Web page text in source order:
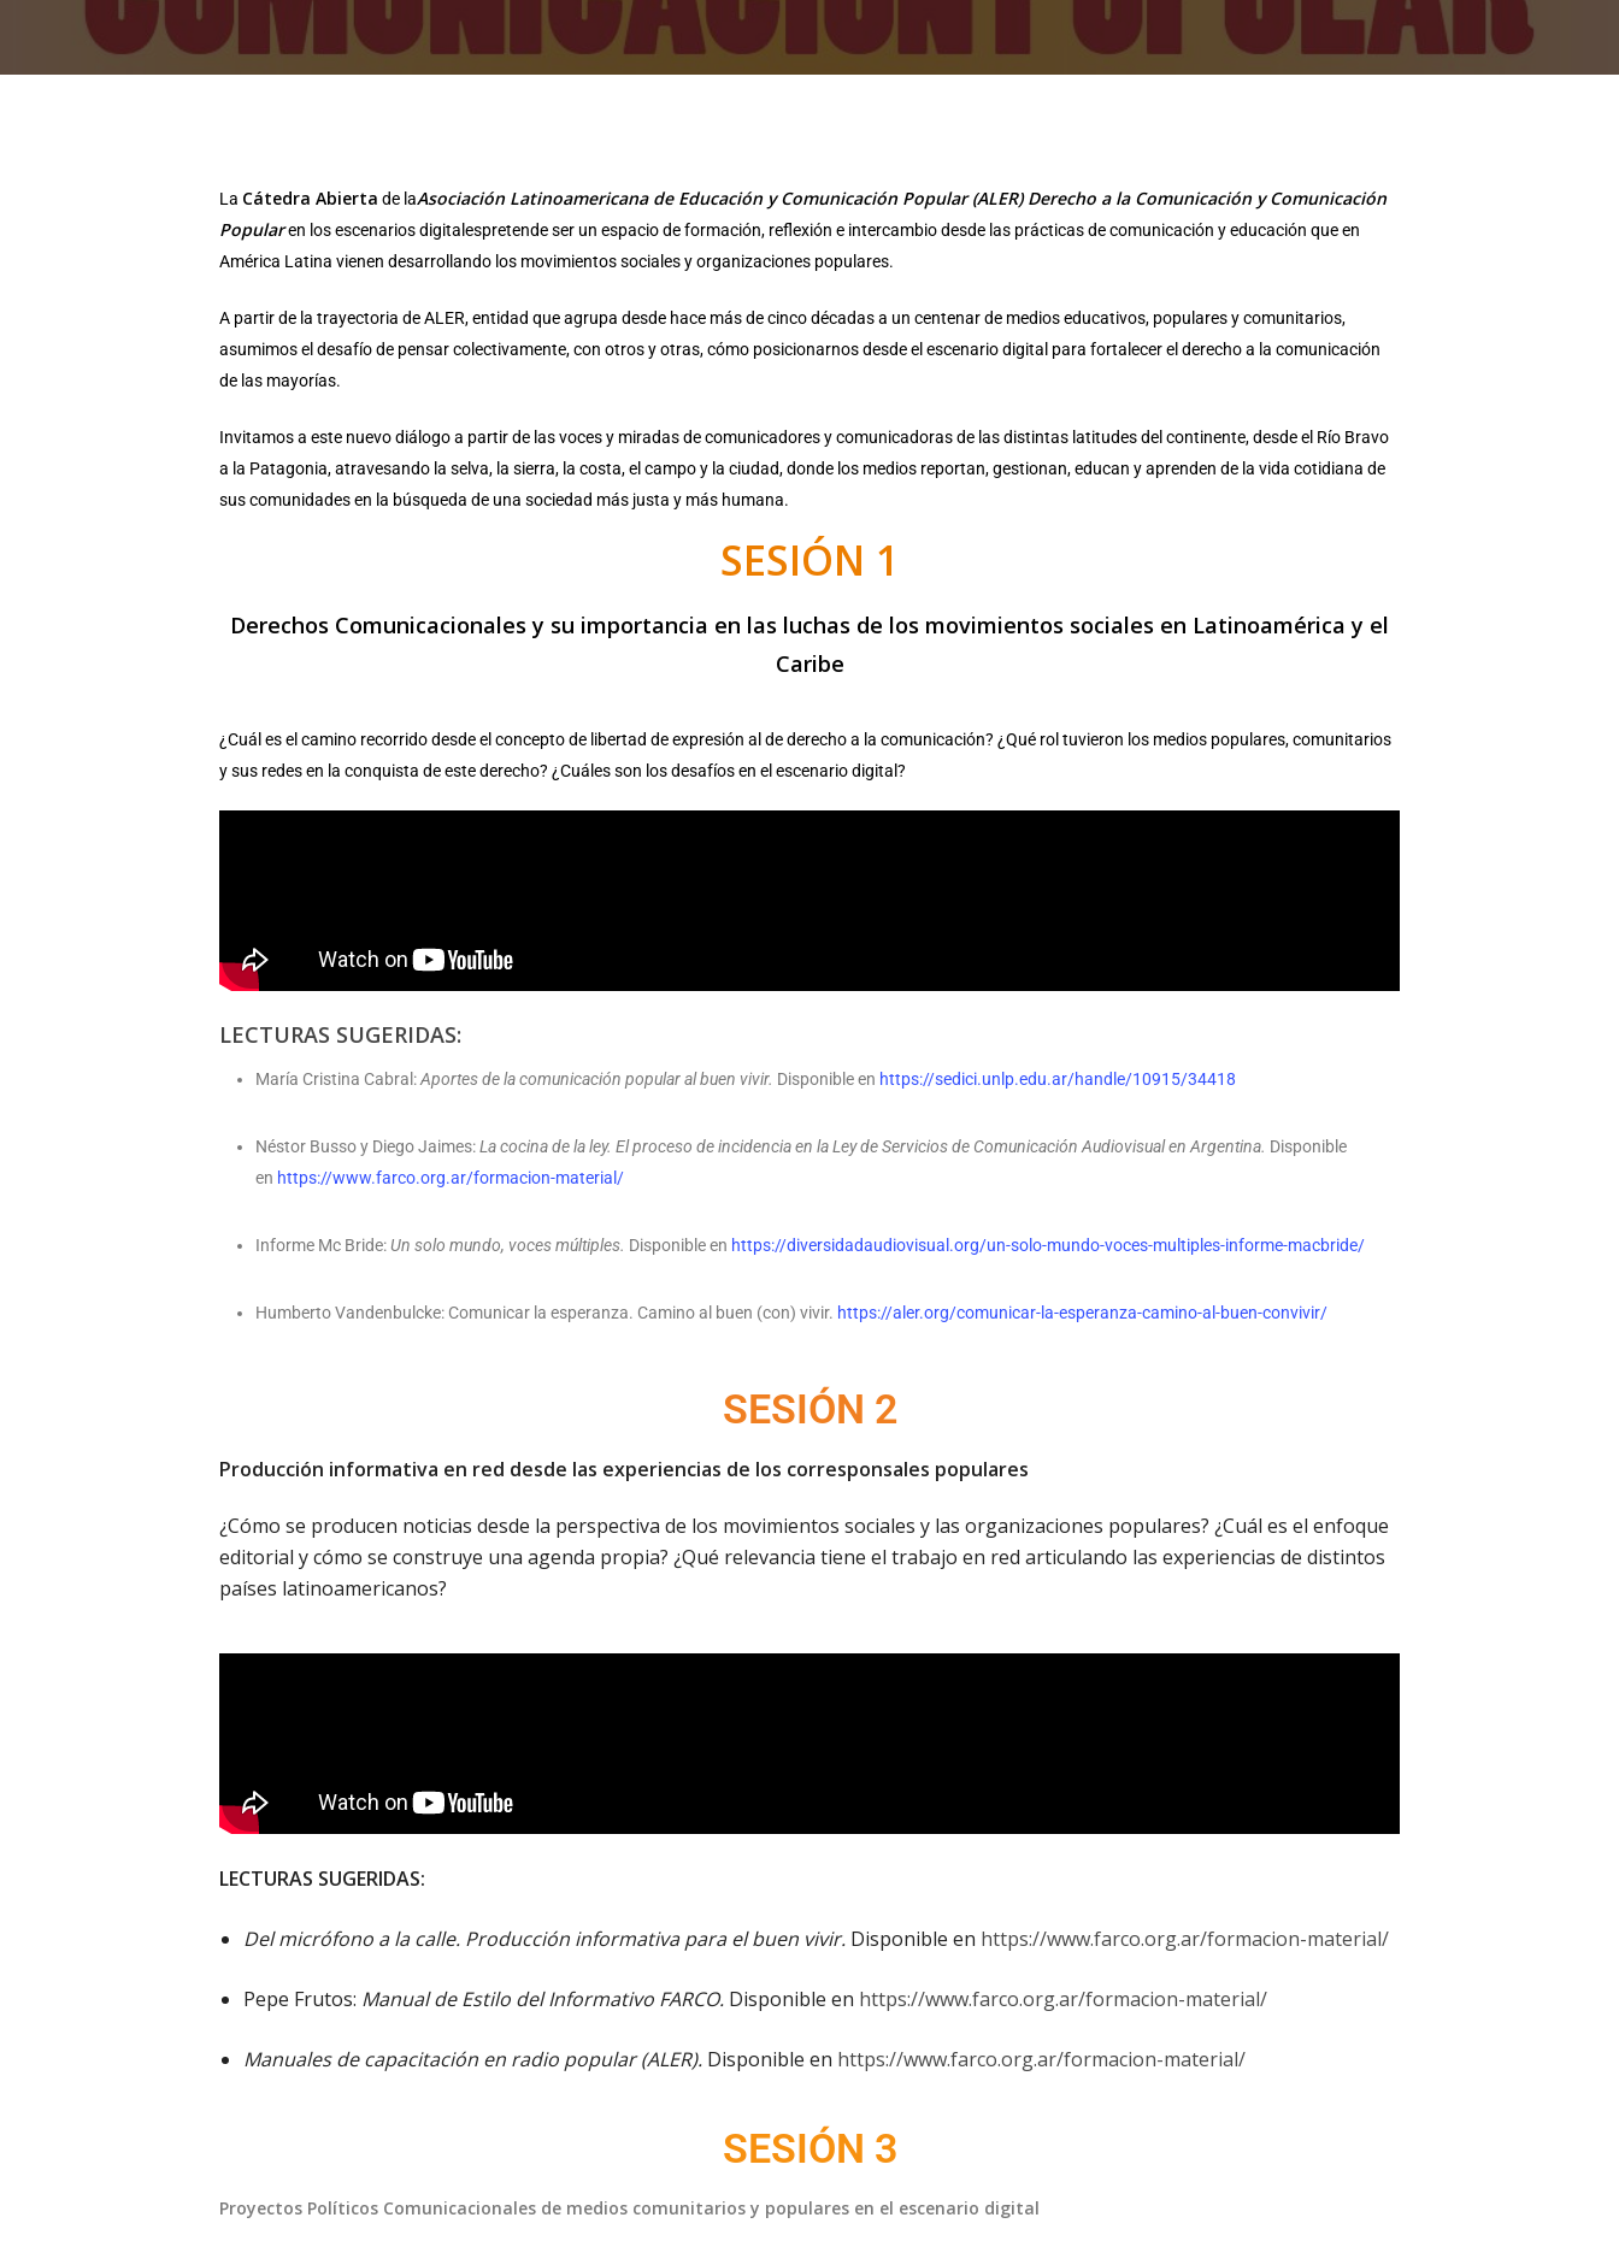
Presiona "ENTER" para buscar o "ESC" para cerrar
La Cátedra Abierta de laAsociación Latinoamericana de Educación y Comunicación Popular (ALER) Derecho a la Comunicación y Comunicación
Popularen los escenarios digitalespretende ser un espacio de formación, reflexión e intercambio desde las prácticas de comunicación y educación que en
América Latina vienen desarrollando los movimientos sociales y organizaciones populares.
A partir de la trayectoria de ALER, entidad que agrupa desde hace más de cinco décadas a un centenar de medios educativos, populares y comunitarios,
asumimos el desafío de pensar colectivamente, con otros y otras, cómo posicionarnos desde el escenario digital para fortalecer el derecho a la comunicación
de las mayorías.
Invitamos a este nuevo diálogo a partir de las voces y miradas de comunicadores y comunicadoras de las distintas latitudes del continente, desde el Río Bravo
a la Patagonia, atravesando la selva, la sierra, la costa, el campo y la ciudad, donde los medios reportan, gestionan, educan y aprenden de la vida cotidiana de
sus comunidades en la búsqueda de una sociedad más justa y más humana.
SESIÓN 1
Derechos Comunicacionales y su importancia en las luchas de los movimientos sociales en Latinoamérica y el
Caribe
¿Cuál es el camino recorrido desde el concepto de libertad de expresión al de derecho a la comunicación? ¿Qué rol tuvieron los medios populares, comunitarios
y sus redes en la conquista de este derecho? ¿Cuáles son los desafíos en el escenario digital?
LECTURAS SUGERIDAS:
María Cristina Cabral:Aportes de la comunicación popular al buen vivir. Disponible en https://sedici.unlp.edu.ar/handle/10915/34418
Néstor Busso y Diego Jaimes:La cocina de la ley. El proceso de incidencia en la Ley de Servicios de Comunicación Audiovisual en Argentina. Disponible
en https://www.farco.org.ar/formacion-material/
Informe Mc Bride:Un solo mundo, voces múltiples. Disponible en https://diversidadaudiovisual.org/un-solo-mundo-voces-multiples-informe-macbride/
Humberto Vandenbulcke: Comunicar la esperanza. Camino al buen (con) vivir. https://aler.org/comunicar-la-esperanza-camino-al-buen-convivir/
SESIÓN 2
Producción informativa en red desde las experiencias de los corresponsales populares
¿Cómo se producen noticias desde la perspectiva de los movimientos sociales y las organizaciones populares? ¿Cuál es el enfoque
editorial y cómo se construye una agenda propia? ¿Qué relevancia tiene el trabajo en red articulando las experiencias de distintos
países latinoamericanos?
LECTURAS SUGERIDAS:
Del micrófono a la calle. Producción informativa para el buen vivir. Disponible en https://www.farco.org.ar/formacion-material/
Pepe Frutos: Manual de Estilo del Informativo FARCO. Disponible en https://www.farco.org.ar/formacion-material/
Manuales de capacitación en radio popular (ALER). Disponible en https://www.farco.org.ar/formacion-material/
SESIÓN 3
Proyectos Políticos Comunicacionales de medios comunitarios y populares en el escenario digital